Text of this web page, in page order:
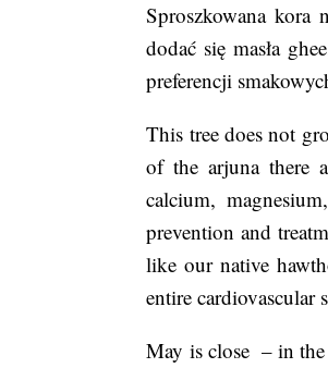
Sproszkowana kora
dodać się masła
preferencji
This tree does not
of the arjuna there
calcium,
prevention and
like our native
entire cardiovascular
May is close – in the